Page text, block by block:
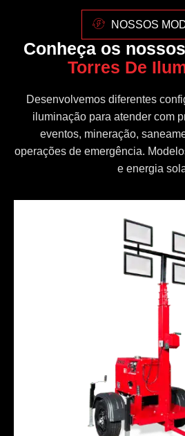
NOSSOS
Conheça os
Torres De
Desenvolvemos diferentes
iluminação para atender com
eventos, mineração,
operações de emergência.
e energia